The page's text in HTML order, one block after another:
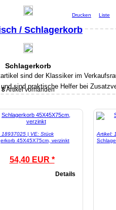
/ Schlagerkorb
Schlagerkorb
8Artikel vorhanden
Drucken Liste
sind der Klassiker im
sind praktische Helfer bei
18937025 | VE: Stück
45X45X75cm, verzinkt
54,40 EUR *
Details
Artikel: